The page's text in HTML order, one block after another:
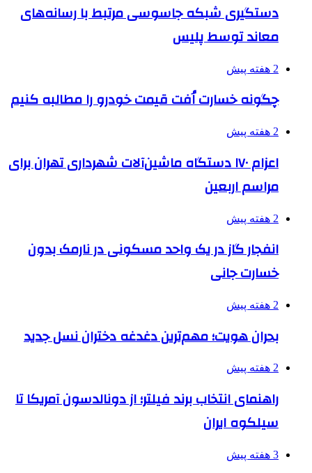
دستگیری شبکه جاسوسی مرتبط با رسانه‌های
معاند توسط پلیس
2 هفته پیش
چگونه خسارت اُفت قیمت خودرو را مطالبه کنیم
2 هفته پیش
اعزام ۱۷۰ دستگاه ماشین‌آلات شهرداری تهران برای
مراسم اربعین
2 هفته پیش
انفجار گاز در یک واحد مسکونی در نارمک بدون
خسارت جانی
2 هفته پیش
بحران هویت؛ مهم‌ترین دغدغه دختران نسل جدید
2 هفته پیش
راهنمای انتخاب برند فیلتر؛ از دونالدسون آمریکا تا
سیلکوه ایران
3 هفته پیش